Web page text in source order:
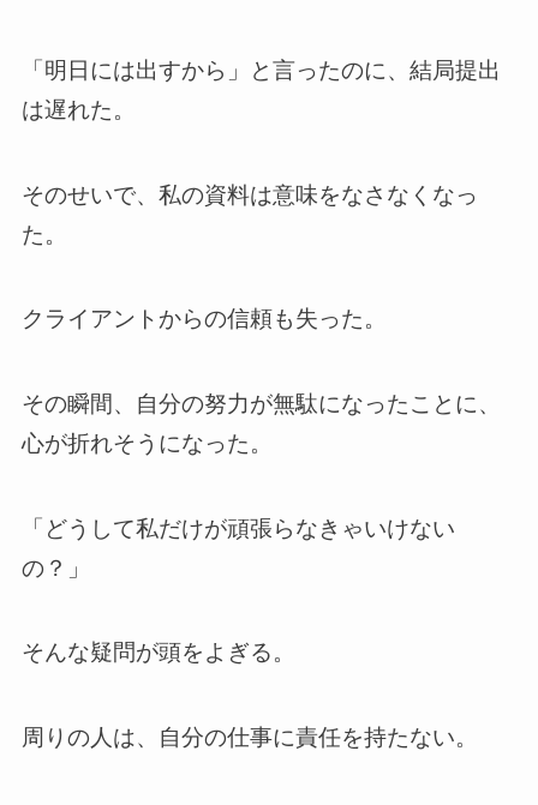
「明日には出すから」と言ったのに、結局提出
は遅れた。
そのせいで、私の資料は意味をなさなくなっ
た。
クライアントからの信頼も失った。
その瞬間、自分の努力が無駄になったことに、
心が折れそうになった。
「どうして私だけが頑張らなきゃいけない
の？」
そんな疑問が頭をよぎる。
周りの人は、自分の仕事に責任を持たない。